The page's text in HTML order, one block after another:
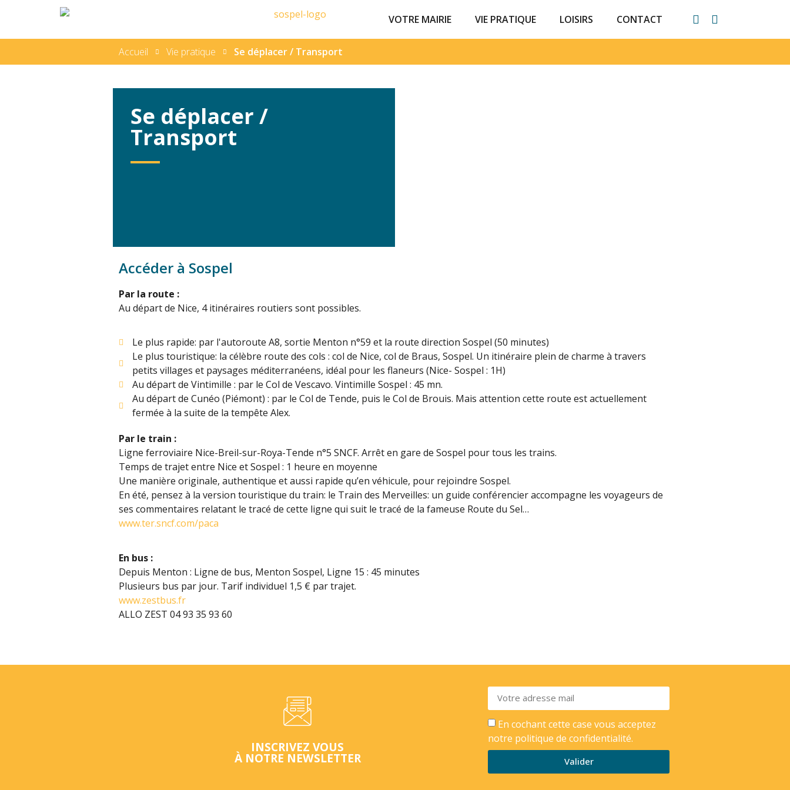
VOTRE MAIRIE VIE PRATIQUE LOISIRS CONTACT
Accueil Vie pratique Se déplacer / Transport
Se déplacer /
Transport
Accéder à Sospel
Par la route :
Au départ de Nice, 4 itinéraires routiers sont possibles.
Le plus rapide: par l'autoroute A8, sortie Menton n°59 et la route direction Sospel (50 minutes)
Le plus touristique: la célèbre route des cols : col de Nice, col de Braus, Sospel. Un itinéraire plein de charme à travers
petits villages et paysages méditerranéens, idéal pour les flaneurs (Nice- Sospel : 1H)
Au départ de Vintimille : par le Col de Vescavo. Vintimille Sospel : 45 mn.
Au départ de Cunéo (Piémont) : par le Col de Tende, puis le Col de Brouis. Mais attention cette route est actuellement
fermée à la suite de la tempête Alex.
Par le train :
Ligne ferroviaire Nice-Breil-sur-Roya-Tende n°5 SNCF. Arrêt en gare de Sospel pour tous les trains.
Temps de trajet entre Nice et Sospel : 1 heure en moyenne
Une manière originale, authentique et aussi rapide qu’en véhicule, pour rejoindre Sospel.
En été, pensez à la version touristique du train: le Train des Merveilles: un guide conférencier accompagne les voyageurs de
ses commentaires relatant le tracé de cette ligne qui suit le tracé de la fameuse Route du Sel…
www.ter.sncf.com/paca
En bus :
Depuis Menton : Ligne de bus, Menton Sospel, Ligne 15 : 45 minutes
Plusieurs bus par jour. Tarif individuel 1,5 € par trajet.
www.zestbus.fr
ALLO ZEST 04 93 35 93 60
INSCRIVEZ VOUS
À NOTRE NEWSLETTER
En cochant cette case vous acceptez
notre politique de confidentialité.
Valider